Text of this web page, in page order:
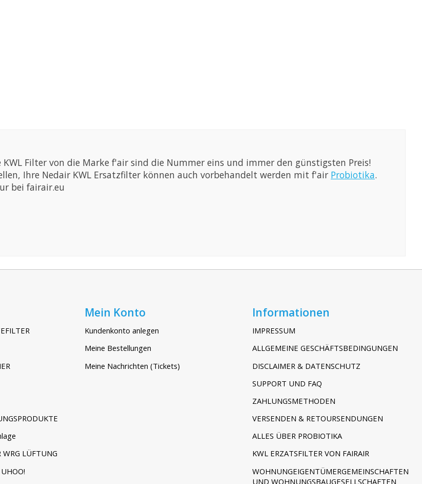
Filter von die Marke f'air sind die Nummer eins und immer den günstigsten Preis!
Ihre Nedair KWL Ersatzfilter können auch vorbehandelt werden mit f'air Probiotika.
bei fairair.eu
LÜFTUNG
Mein Konto
Kundenkonto anlegen
Meine Bestellungen
Meine Nachrichten (Tickets)
Informationen
IMPRESSUM
ALLGEMEINE GESCHÄFTSBEDINGUNGEN
DISCLAIMER & DATENSCHUTZ
SUPPORT UND FAQ
ZAHLUNGSMETHODEN
VERSENDEN & RETOURSENDUNGEN
ALLES ÜBER PROBIOTIKA
KWL ERZATSFILTER VON FAIRAIR
WOHNUNGEIGENTÜMERGEMEINSCHAFTEN
UND WOHNUNGSBAUGESELLSCHAFTEN